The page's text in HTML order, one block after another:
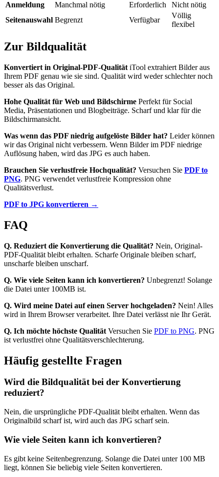
Anmeldung
Manchmal nötig Erforderlich
Nicht nötig
Seitenauswahl Begrenzt Verfügbar
Völlig
flexibel
Zur Bildqualität
Konvertiert in Original-PDF-Qualität iTool extrahiert Bilder aus
Ihrem PDF genau wie sie sind. Qualität wird weder schlechter noch
besser als das Original.
Hohe Qualität für Web und Bildschirme Perfekt für Social
Media, Präsentationen und Blogbeiträge. Scharf und klar für die
Bildschirmansicht.
Was wenn das PDF niedrig aufgelöste Bilder hat? Leider können
wir das Original nicht verbessern. Wenn Bilder im PDF niedrige
Auflösung haben, wird das JPG es auch haben.
Brauchen Sie verlustfreie Hochqualität? Versuchen Sie PDF to
PNG. PNG verwendet verlustfreie Kompression ohne
Qualitätsverlust.
PDF to JPG konvertieren →
FAQ
Q. Reduziert die Konvertierung die Qualität? Nein, Original-
PDF-Qualität bleibt erhalten. Scharfe Originale bleiben scharf,
unscharfe bleiben unscharf.
Q. Wie viele Seiten kann ich konvertieren? Unbegrenzt! Solange
die Datei unter 100MB ist.
Q. Wird meine Datei auf einen Server hochgeladen? Nein! Alles
wird in Ihrem Browser verarbeitet. Ihre Datei verlässt nie Ihr Gerät.
Q. Ich möchte höchste Qualität Versuchen Sie PDF to PNG. PNG
ist verlustfrei ohne Qualitätsverschlechterung.
Häufig gestellte Fragen
Wird die Bildqualität bei der Konvertierung
reduziert?
Nein, die ursprüngliche PDF-Qualität bleibt erhalten. Wenn das
Originalbild scharf ist, wird auch das JPG scharf sein.
Wie viele Seiten kann ich konvertieren?
Es gibt keine Seitenbegrenzung. Solange die Datei unter 100 MB
liegt, können Sie beliebig viele Seiten konvertieren.